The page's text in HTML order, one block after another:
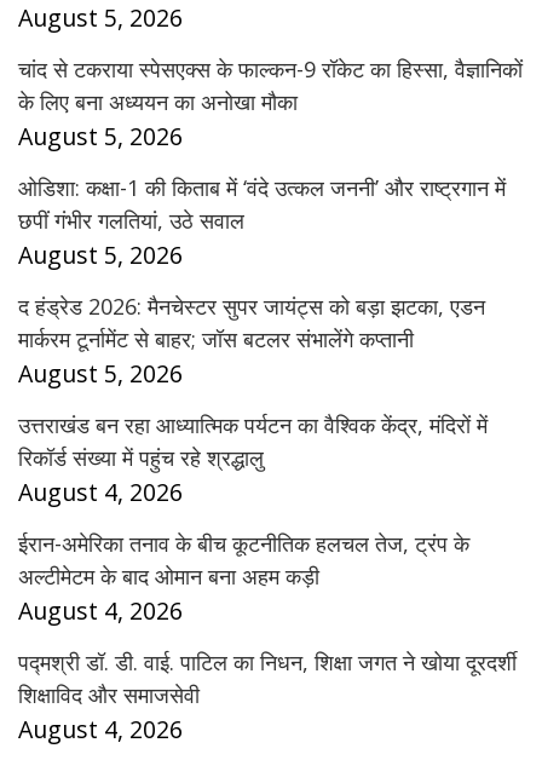
August 5, 2026
चांद से टकराया स्पेसएक्स के फाल्कन-9 रॉकेट का हिस्सा, वैज्ञानिकों
के लिए बना अध्ययन का अनोखा मौका
August 5, 2026
ओडिशा: कक्षा-1 की किताब में ‘वंदे उत्कल जननी’ और राष्ट्रगान में
छपीं गंभीर गलतियां, उठे सवाल
August 5, 2026
द हंड्रेड 2026: मैनचेस्टर सुपर जायंट्स को बड़ा झटका, एडन
मार्करम टूर्नामेंट से बाहर; जॉस बटलर संभालेंगे कप्तानी
August 5, 2026
उत्तराखंड बन रहा आध्यात्मिक पर्यटन का वैश्विक केंद्र, मंदिरों में
रिकॉर्ड संख्या में पहुंच रहे श्रद्धालु
August 4, 2026
ईरान-अमेरिका तनाव के बीच कूटनीतिक हलचल तेज, ट्रंप के
अल्टीमेटम के बाद ओमान बना अहम कड़ी
August 4, 2026
पद्मश्री डॉ. डी. वाई. पाटिल का निधन, शिक्षा जगत ने खोया दूरदर्शी
शिक्षाविद और समाजसेवी
August 4, 2026